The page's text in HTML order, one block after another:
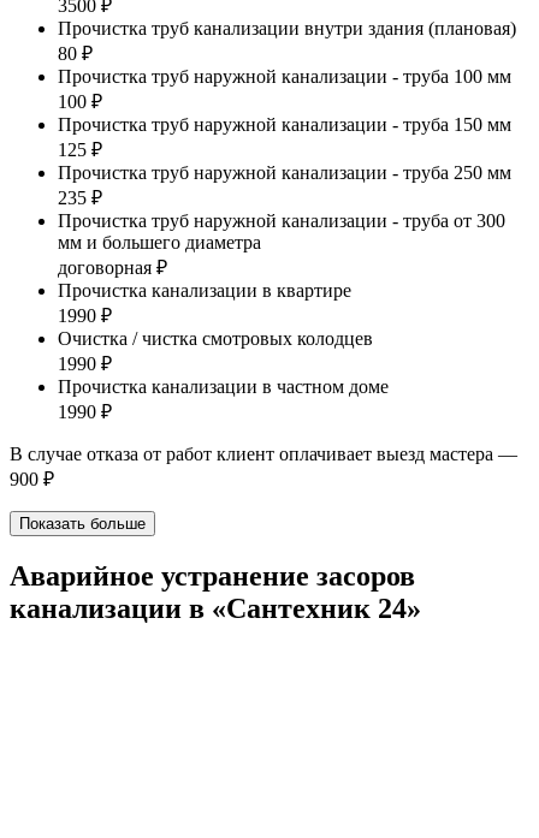
3500 ₽
Прочистка труб канализации внутри здания (плановая)
80 ₽
Прочистка труб наружной канализации - труба 100 мм
100 ₽
Прочистка труб наружной канализации - труба 150 мм
125 ₽
Прочистка труб наружной канализации - труба 250 мм
235 ₽
Прочистка труб наружной канализации - труба от 300
мм и большего диаметра
договорная ₽
Прочистка канализации в квартире
1990 ₽
Очистка / чистка смотровых колодцев
1990 ₽
Прочистка канализации в частном доме
1990 ₽
В случае отказа от работ клиент оплачивает выезд мастера —
900 ₽
Показать больше
Аварийное устранение засоров
канализации в «Сантехник 24»